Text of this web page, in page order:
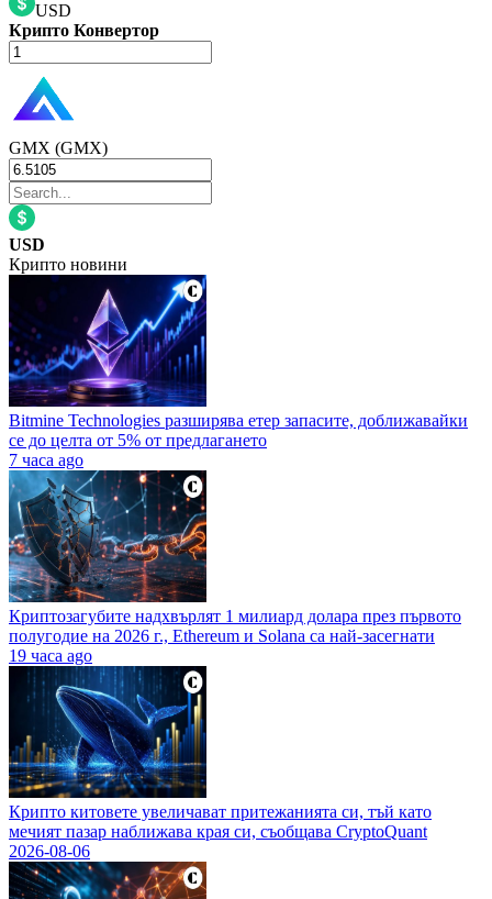
USD
Крипто Конвертор
GMX (GMX)
USD
Крипто новини
Bitmine Technologies разширява етер запасите, доближавайки
се до целта от 5% от предлагането
7 часа ago
Криптозагубите надхвърлят 1 милиард долара през първото
полугодие на 2026 г., Ethereum и Solana са най-засегнати
19 часа ago
Крипто китовете увеличават притежанията си, тъй като
мечият пазар наближава края си, съобщава CryptoQuant
2026-08-06